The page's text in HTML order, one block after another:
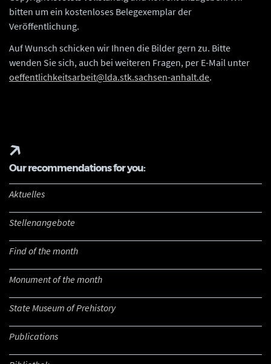
bitten um ein kostenloses Belegexemplar der
Veröffentlichung.
Auf Wunsch schicken wir Ihnen die Bilder gern zu. Bitte
wenden Sie sich, auch bei weiteren Fragen, per E-Mail unter
oeffentlichkeitsarbeit@lda.stk.sachsen-anhalt.de.
Our recommendations for you:
Aktuelles
Stellenangebote
Find of the month
Monument of the month
State Museum of Prehistory
Publications